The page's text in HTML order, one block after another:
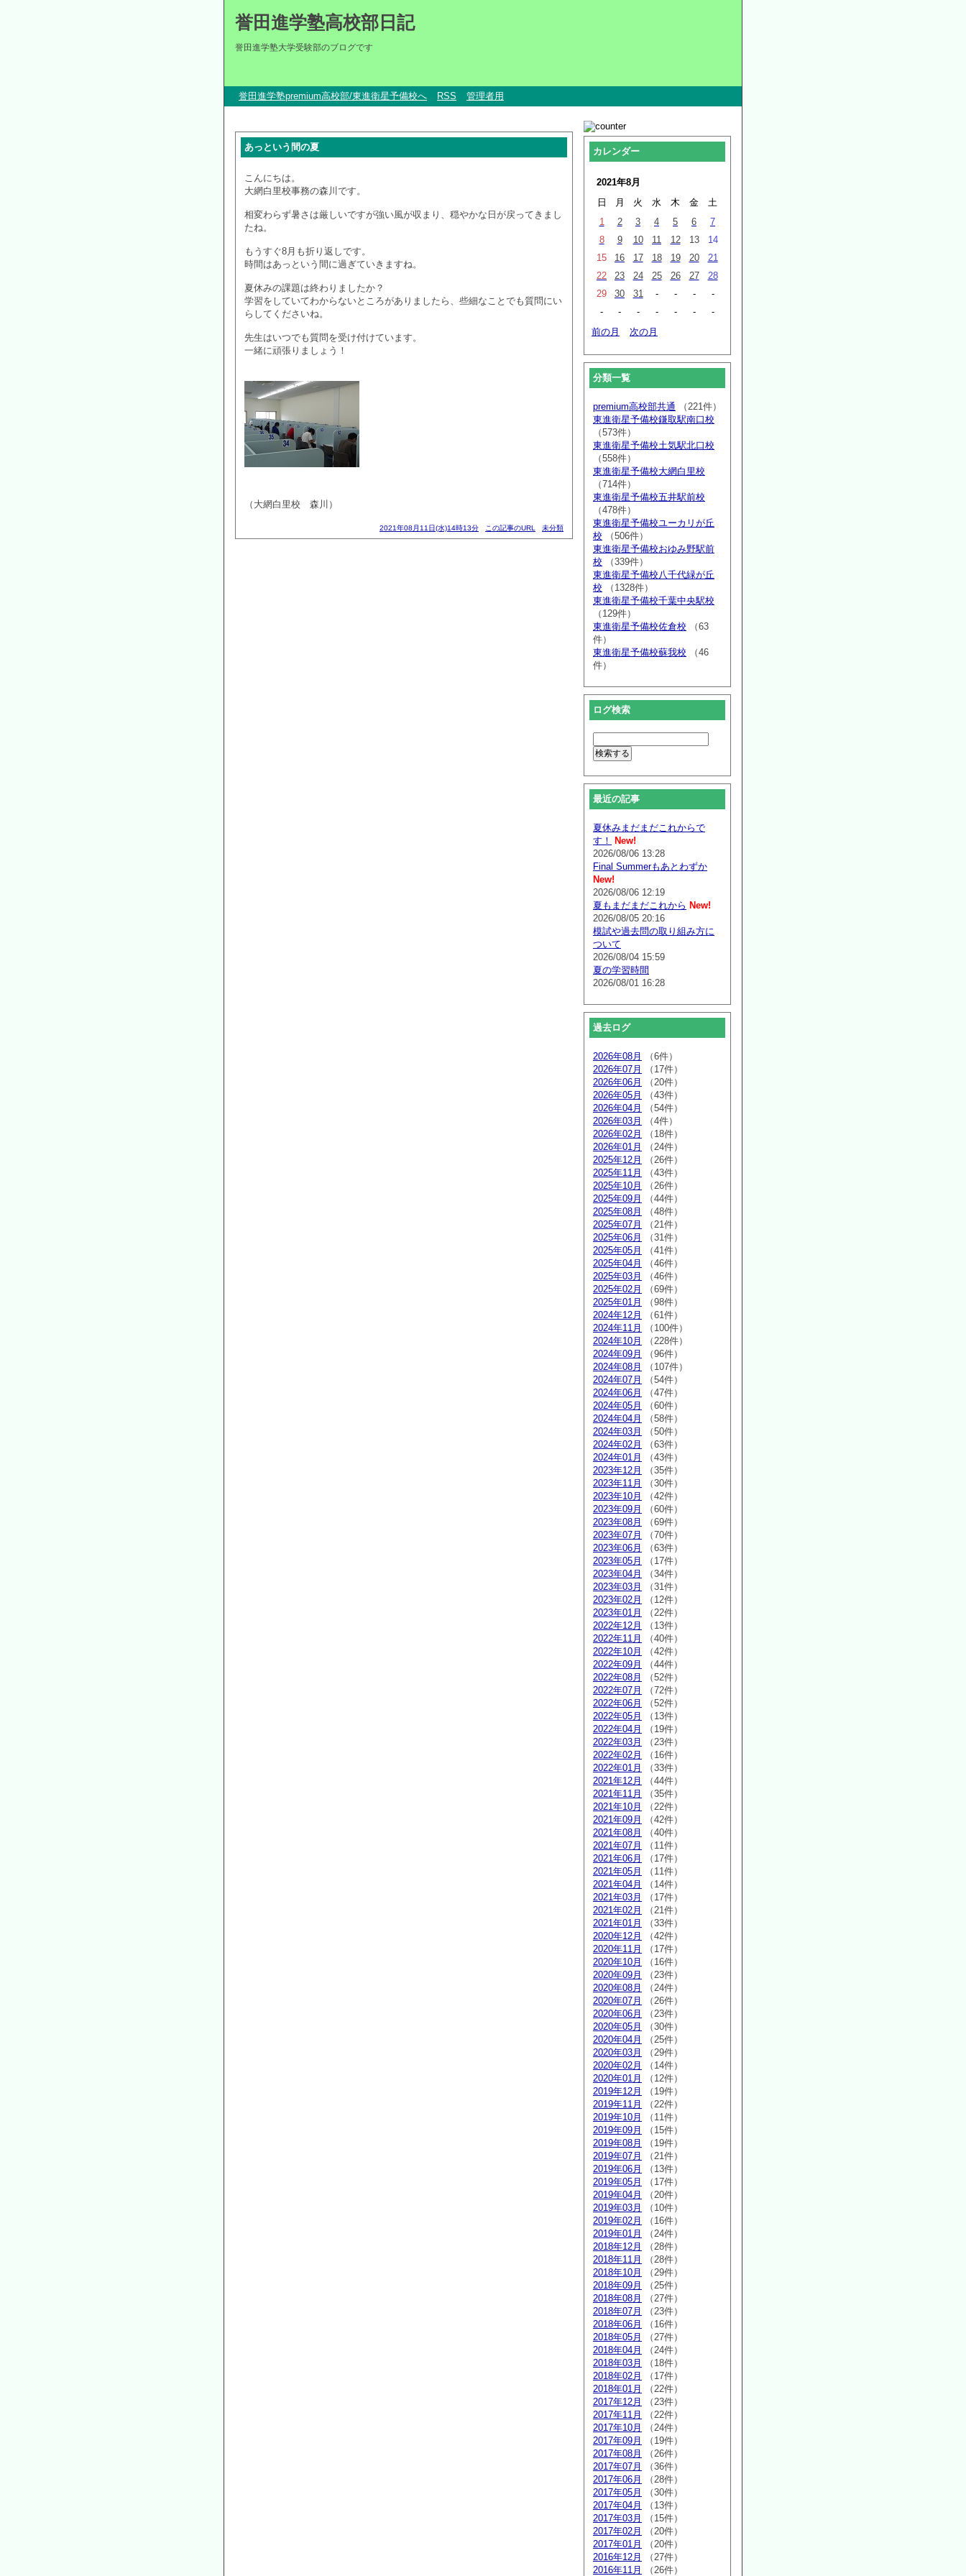
誉田進学塾高校部日記
誉田進学塾大学受験部のブログです
誉田進学塾premium高校部/東進衛星予備校へ RSS 管理者用
あっという間の夏
こんにちは。
大網白里校事務の森川です。
相変わらず暑さは厳しいですが強い風が収まり、穏やかな日が戻ってきまし
たね。
もうすぐ8月も折り返しです。
時間はあっという間に過ぎていきますね。
夏休みの課題は終わりましたか？
学習をしていてわからないところがありましたら、些細なことでも質問にい
らしてくださいね。
先生はいつでも質問を受け付けています。
一緒に頑張りましょう！
（大網白里校 森川）
2021年08月11日(水)14時13分 この記事のURL 未分類
カレンダー
2021年8月
日
月 火 水 木 金
土
1
2 3 4 5 6
7
8
9 10 11 12 13
14
15
16 17 18 19 20
21
22
23 24 25 26 27
28
29
30 31 - - -
-
-
- - - - -
-
前の月
次の月
分類一覧
premium高校部共通 （221件）
東進衛星予備校鎌取駅南口校
（573件）
東進衛星予備校土気駅北口校
（558件）
東進衛星予備校大網白里校
（714件）
東進衛星予備校五井駅前校
（478件）
東進衛星予備校ユーカリが丘
校 （506件）
東進衛星予備校おゆみ野駅前
校 （339件）
東進衛星予備校八千代緑が丘
校 （1328件）
東進衛星予備校千葉中央駅校
（129件）
東進衛星予備校佐倉校 （63
件）
東進衛星予備校蘇我校 （46
件）
ログ検索
最近の記事
夏休みまだまだこれからで
す！
New!
2026/08/06 13:28
Final Summerもあとわずか
New!
2026/08/06 12:19
夏もまだまだこれから New!
2026/08/05 20:16
模試や過去問の取り組み方に
ついて
2026/08/04 15:59
夏の学習時間
2026/08/01 16:28
過去ログ
2026年08月
（6件）
2026年07月
（17件）
2026年06月
（20件）
2026年05月
（43件）
2026年04月
（54件）
2026年03月
（4件）
2026年02月
（18件）
2026年01月
（24件）
2025年12月
（26件）
2025年11月
（43件）
2025年10月
（26件）
2025年09月
（44件）
2025年08月
（48件）
2025年07月
（21件）
2025年06月
（31件）
2025年05月
（41件）
2025年04月
（46件）
2025年03月
（46件）
2025年02月
（69件）
2025年01月
（98件）
2024年12月
（61件）
2024年11月
（100件）
2024年10月
（228件）
2024年09月
（96件）
2024年08月
（107件）
2024年07月
（54件）
2024年06月
（47件）
2024年05月
（60件）
2024年04月
（58件）
2024年03月
（50件）
2024年02月
（63件）
2024年01月
（43件）
2023年12月
（35件）
2023年11月
（30件）
2023年10月
（42件）
2023年09月
（60件）
2023年08月
（69件）
2023年07月
（70件）
2023年06月
（63件）
2023年05月
（17件）
2023年04月
（34件）
2023年03月
（31件）
2023年02月
（12件）
2023年01月
（22件）
2022年12月
（13件）
2022年11月
（40件）
2022年10月
（42件）
2022年09月
（44件）
2022年08月
（52件）
2022年07月
（72件）
2022年06月
（52件）
2022年05月
（13件）
2022年04月
（19件）
2022年03月
（23件）
2022年02月
（16件）
2022年01月
（33件）
2021年12月
（44件）
2021年11月
（35件）
2021年10月
（22件）
2021年09月
（42件）
2021年08月
（40件）
2021年07月
（11件）
2021年06月
（17件）
2021年05月
（11件）
2021年04月
（14件）
2021年03月
（17件）
2021年02月
（21件）
2021年01月
（33件）
2020年12月
（42件）
2020年11月
（17件）
2020年10月
（16件）
2020年09月
（23件）
2020年08月
（24件）
2020年07月
（26件）
2020年06月
（23件）
2020年05月
（30件）
2020年04月
（25件）
2020年03月
（29件）
2020年02月
（14件）
2020年01月
（12件）
2019年12月
（19件）
2019年11月
（22件）
2019年10月
（11件）
2019年09月
（15件）
2019年08月
（19件）
2019年07月
（21件）
2019年06月
（13件）
2019年05月
（17件）
2019年04月
（20件）
2019年03月
（10件）
2019年02月
（16件）
2019年01月
（24件）
2018年12月
（28件）
2018年11月
（28件）
2018年10月
（29件）
2018年09月
（25件）
2018年08月
（27件）
2018年07月
（23件）
2018年06月
（16件）
2018年05月
（27件）
2018年04月
（24件）
2018年03月
（18件）
2018年02月
（17件）
2018年01月
（22件）
2017年12月
（23件）
2017年11月
（22件）
2017年10月
（24件）
2017年09月
（19件）
2017年08月
（26件）
2017年07月
（36件）
2017年06月
（28件）
2017年05月
（30件）
2017年04月
（13件）
2017年03月
（15件）
2017年02月
（20件）
2017年01月
（20件）
2016年12月
（27件）
2016年11月
（26件）